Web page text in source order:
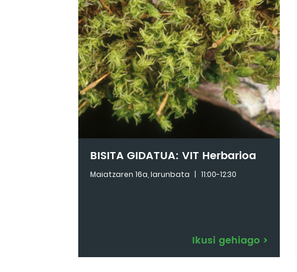
BISITA GIDATUA: VIT Herbarioa
Maiatzaren 16a, larunbata | 11:00-12:30
Ikusi gehiago >